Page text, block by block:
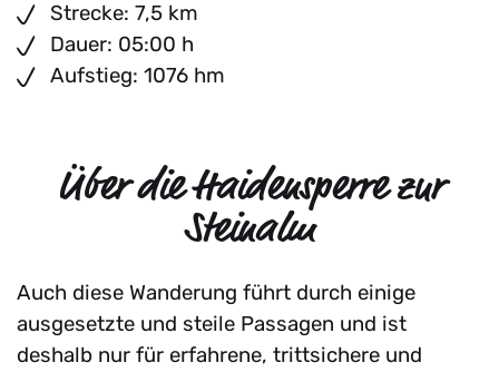
Strecke: 7,5 km
Dauer: 05:00 h
Aufstieg: 1076 hm
Über die Haidensperre zur
Steinalm
Auch diese Wanderung führt durch einige
ausgesetzte und steile Passagen und ist
deshalb nur für erfahrene, trittsichere und